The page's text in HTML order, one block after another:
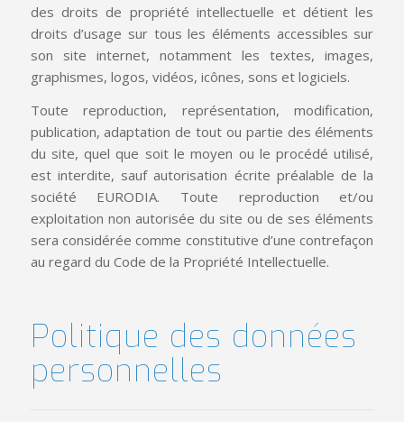
des droits de propriété intellectuelle et détient les
droits d’usage sur tous les éléments accessibles sur
son site internet, notamment les textes, images,
graphismes, logos, vidéos, icônes, sons et logiciels.
Toute reproduction, représentation, modification,
publication, adaptation de tout ou partie des éléments
du site, quel que soit le moyen ou le procédé utilisé,
est interdite, sauf autorisation écrite préalable de la
société EURODIA. Toute reproduction et/ou
exploitation non autorisée du site ou de ses éléments
sera considérée comme constitutive d’une contrefaçon
au regard du Code de la Propriété Intellectuelle.
Politique des données
personnelles